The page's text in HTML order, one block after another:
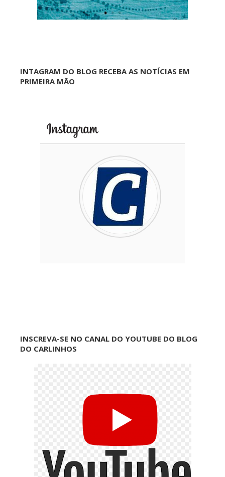
INTAGRAM DO BLOG RECEBA AS NOTÍCIAS EM
PRIMEIRA MÃO
INSCREVA-SE NO CANAL DO YOUTUBE DO BLOG
DO CARLINHOS